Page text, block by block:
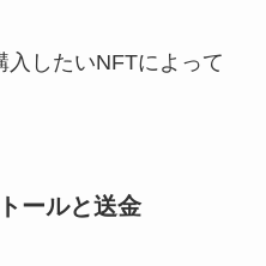
したいNFTによって
ールと送金